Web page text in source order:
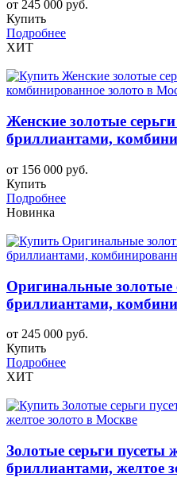
от 245 000 руб.
Купить
Подробнее
ХИТ
Женские золотые
бриллиантами,
от 156 000 руб.
Купить
Подробнее
Новинка
Оригинальные золотые
бриллиантами,
от 245 000 руб.
Купить
Подробнее
ХИТ
Золотые серьги пусеты
бриллиантами, желтое